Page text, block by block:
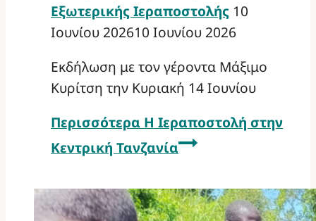
Εξωτερικής Ιεραποστολής 10
Ιουνίου 202610 Ιουνίου 2026
Εκδήλωση με τον γέροντα Μάξιμο
Κυρίτση την Κυριακή 14 Ιουνίου
Περισσότερα Η Ιεραποστολή στην
Κεντρική Τανζανία